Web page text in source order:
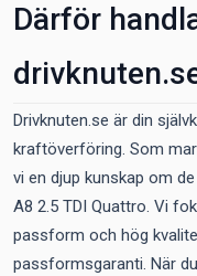
Därför
Drivknuten.se är din
kraftöverföring. Som
vi en djup kunskap om
A8 2.5 TDI Quattro. Vi
passform och hög
passformsgaranti. När